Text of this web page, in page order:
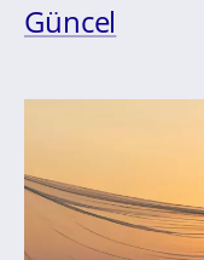
Güncel